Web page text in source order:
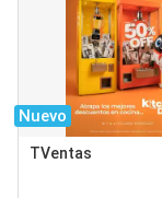
Nuevo
TVentas